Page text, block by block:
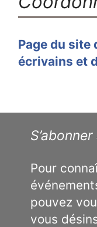
Page du site
écrivains et
Pour
pouvez
vous